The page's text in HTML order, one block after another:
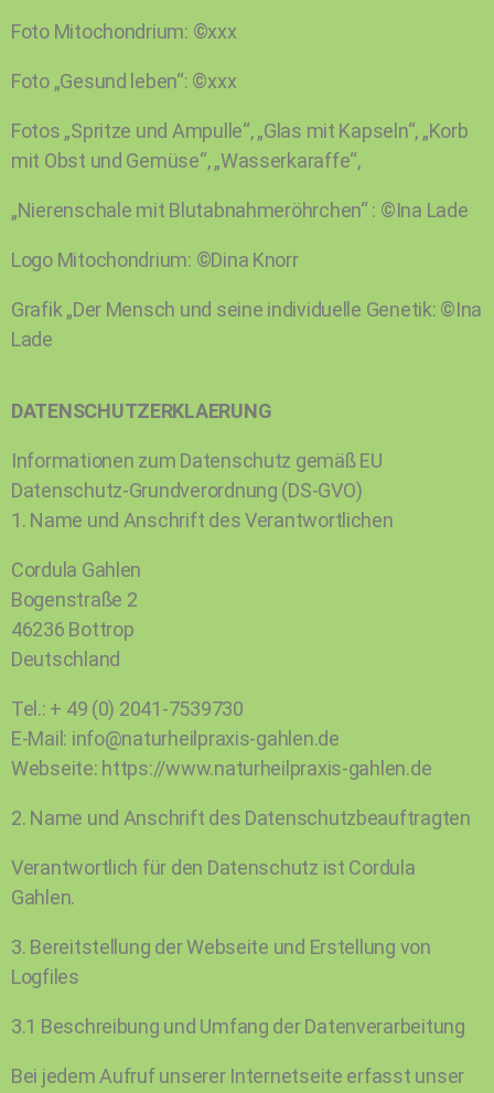
Foto Mitochondrium: ©xxx
Foto „Gesund leben“: ©xxx
Fotos „Spritze und Ampulle“, „Glas mit Kapseln“, „Korb
mit Obst und Gemüse“, „Wasserkaraffe“,
„Nierenschale mit Blutabnahmeröhrchen“ : ©Ina Lade
Logo Mitochondrium: ©Dina Knorr
Grafik „Der Mensch und seine individuelle Genetik: ©Ina
Lade
DATENSCHUTZERKLAERUNG
Informationen zum Datenschutz gemäß EU
Datenschutz-Grundverordnung (DS-GVO)
1. Name und Anschrift des Verantwortlichen
Cordula Gahlen
Bogenstraße 2
46236 Bottrop
Deutschland
Tel.: + 49 (0) 2041-7539730
E-Mail: info@naturheilpraxis-gahlen.de
Webseite: https://www.naturheilpraxis-gahlen.de
2. Name und Anschrift des Datenschutzbeauftragten
Verantwortlich für den Datenschutz ist Cordula
Gahlen.
3. Bereitstellung der Webseite und Erstellung von
Logfiles
3.1 Beschreibung und Umfang der Datenverarbeitung
Bei jedem Aufruf unserer Internetseite erfasst unser